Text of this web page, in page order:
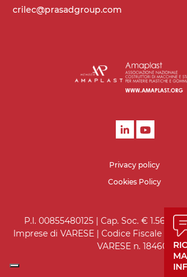
crilec@prasadgroup.com
Privacy policy
Cookies Policy
P.I. 00855480125 | Cap. Soc. €
Imprese di VARESE | Codice Fiscale
VARESE n. 184602